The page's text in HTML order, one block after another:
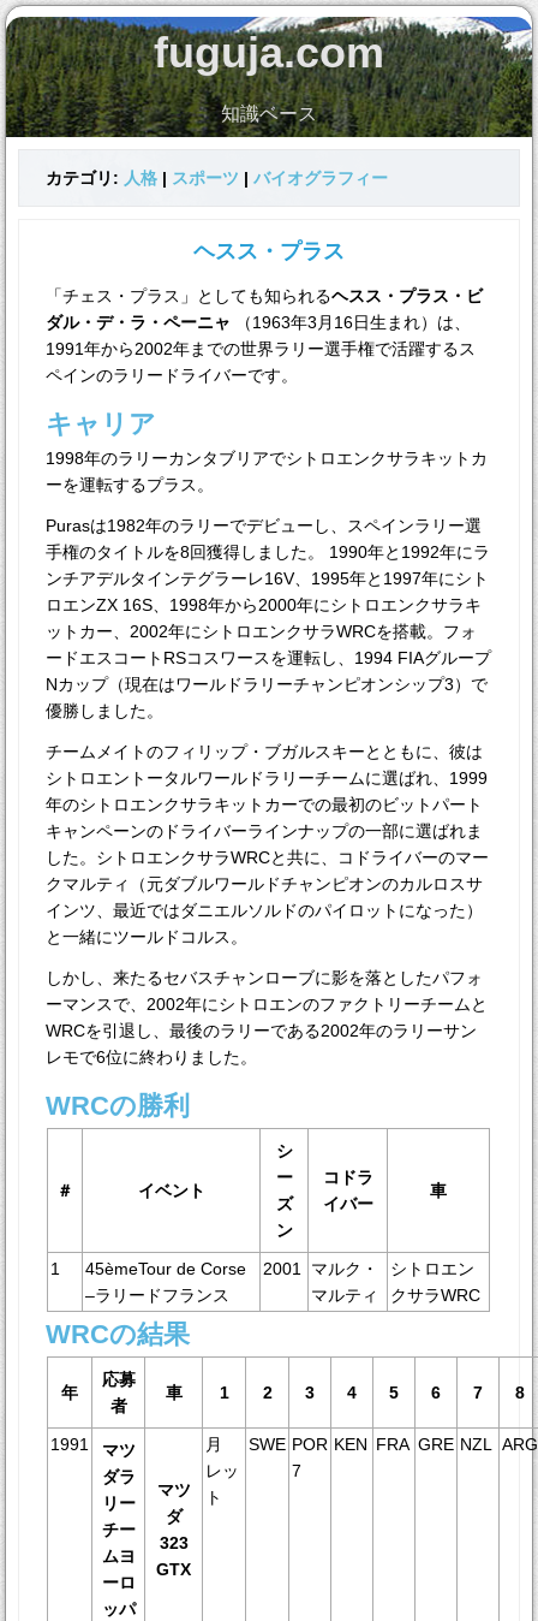
fuguja.com
知識ベース
カテゴリ: 人格 | スポーツ |バイオグラフィー
ヘスス・プラス
「チェス・プラス」としても知られるヘスス・プラス・ビ
ダル・デ・ラ・ペーニャ （1963年3月16日生まれ）は、
1991年から2002年までの世界ラリー選手権で活躍するス
ペインのラリードライバーです。
キャリア
1998年のラリーカンタブリアでシトロエンクサラキットカ
ーを運転するプラス。
Purasは1982年のラリーでデビューし、スペインラリー選
手権のタイトルを8回獲得しました。 1990年と1992年にラ
ンチアデルタインテグラーレ16V、1995年と1997年にシト
ロエンZX 16S、1998年から2000年にシトロエンクサラキ
ットカー、2002年にシトロエンクサラWRCを搭載。フォ
ードエスコートRSコスワースを運転し、1994 FIAグループ
Nカップ（現在はワールドラリーチャンピオンシップ3）で
優勝しました。
チームメイトのフィリップ・ブガルスキーとともに、彼は
シトロエントータルワールドラリーチームに選ばれ、1999
年のシトロエンクサラキットカーでの最初のビットパート
キャンペーンのドライバーラインナップの一部に選ばれま
した。シトロエンクサラWRCと共に、コドライバーのマー
クマルティ（元ダブルワールドチャンピオンのカルロスサ
インツ、最近ではダニエルソルドのパイロットになった）
と一緒にツールドコルス。
しかし、来たるセバスチャンローブに影を落としたパフォ
ーマンスで、2002年にシトロエンのファクトリーチームと
WRCを引退し、最後のラリーである2002年のラリーサン
レモで6位に終わりました。
WRCの勝利
＃ イベント
シ
ー
ズ
ン
コドラ
イバー
車
1
45èmeTour de Corse
–ラリードフランス
2001 マルク・
マルティ
シトロエン
クサラWRC
WRCの結果
年
応募
者
車 1 2 3 4 5 6 7 8
1991
マツ
ダラ
リー
チー
ムヨ
ーロ
ッパ
マツ
ダ
323
GTX
月
レッ
ト
SWE POR
7
KEN FRA GRE NZL ARG